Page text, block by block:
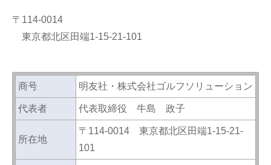
〒114-0014
東京都北区田端1-15-21-101
商号 明友社・株式会社ゴルフソリューション
代表者 代表取締役 牛島 政子
所在地
〒114-0014 東京都北区田端1-15-21-
101